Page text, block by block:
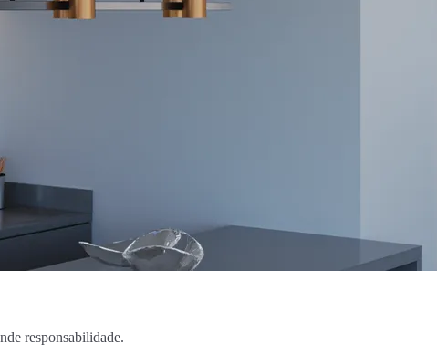
responsabilidade.